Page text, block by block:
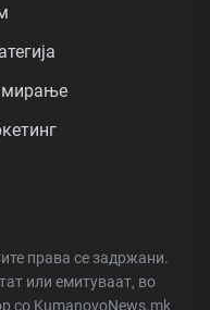
права се задржани.
или емитуваат, во
со KumanovoNews.mk